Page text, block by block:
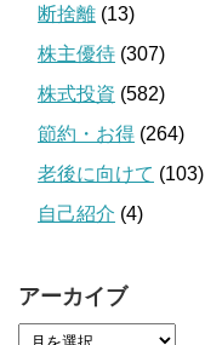
断捨離 (13)
株主優待 (307)
株式投資 (582)
節約・お得 (264)
老後に向けて (103)
自己紹介 (4)
アーカイブ